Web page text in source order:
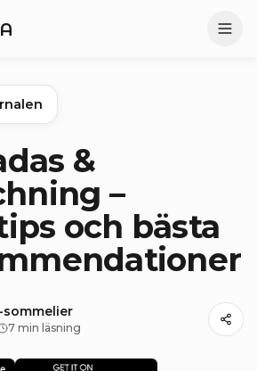
&
–
och bästa
sommelier
7 min läsning